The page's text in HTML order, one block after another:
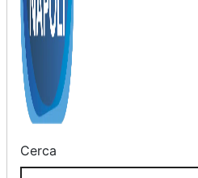
Cerca